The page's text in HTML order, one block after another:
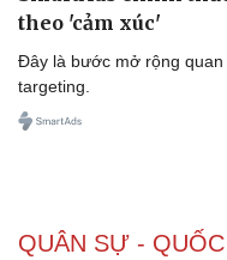
theo 'cảm xúc'
Đây là bước mở rộng
targeting.
QUÂN SỰ -